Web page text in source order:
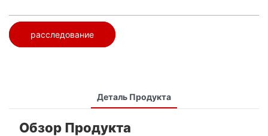
расследование
Деталь Продукта
Обзор Продукта